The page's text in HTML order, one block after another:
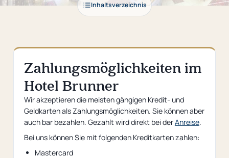
Inhaltsverzeichnis
Zahlungsmöglichkeiten im
Hotel Brunner
Wir akzeptieren die meisten gängigen Kredit- und
Geldkarten als Zahlungsmöglichkeiten. Sie können aber
auch bar bezahlen. Gezahlt wird direkt bei derAnreise.
Bei uns können Sie mit folgenden Kreditkarten zahlen:
Mastercard